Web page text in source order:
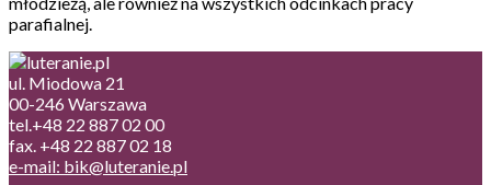
parafialnej.
ul. Miodowa 21
00-246 Warszawa
tel.+48 22 887 02 00
fax. +48 22 887 02 18
e-mail: bik@luteranie.pl